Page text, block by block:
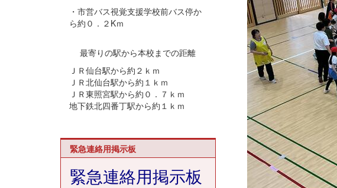
・市営バス視覚支援学校前バス停か
ら約０．２Kｍ
最寄りの駅から本校までの距離
ＪＲ仙台駅から約２ｋｍ
ＪＲ北仙台駅から約１ｋｍ
ＪＲ東照宮駅から約０．７ｋｍ
地下鉄北四番丁駅から約１ｋｍ
緊急連絡用掲示板
緊急連絡用掲示板